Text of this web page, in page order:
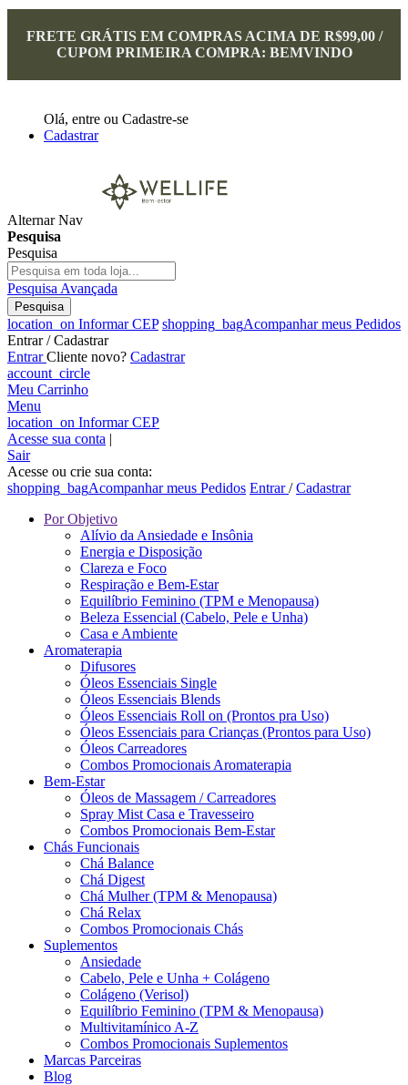
FRETE GRÁTIS EM COMPRAS ACIMA DE R$99,00 /
CUPOM PRIMEIRA COMPRA: BEMVINDO
Olá, entre ou Cadastre-se
Cadastrar
Alternar Nav
Pesquisa
Pesquisa
Pesquisa Avançada
Pesquisa
location_on Informar CEP shopping_bagAcompanhar meus Pedidos
Entrar / Cadastrar
EntrarCliente novo? Cadastrar
account_circle
Meu Carrinho
Menu
location_on Informar CEP
Acesse sua conta |
Sair
Acesse ou crie sua conta:
shopping_bagAcompanhar meus Pedidos Entrar/Cadastrar
Por Objetivo
Alívio da Ansiedade e Insônia
Energia e Disposição
Clareza e Foco
Respiração e Bem-Estar
Equilíbrio Feminino (TPM e Menopausa)
Beleza Essencial (Cabelo, Pele e Unha)
Casa e Ambiente
Aromaterapia
Difusores
Óleos Essenciais Single
Óleos Essenciais Blends
Óleos Essenciais Roll on (Prontos pra Uso)
Óleos Essenciais para Crianças (Prontos para Uso)
Óleos Carreadores
Combos Promocionais Aromaterapia
Bem-Estar
Óleos de Massagem / Carreadores
Spray Mist Casa e Travesseiro
Combos Promocionais Bem-Estar
Chás Funcionais
Chá Balance
Chá Digest
Chá Mulher (TPM & Menopausa)
Chá Relax
Combos Promocionais Chás
Suplementos
Ansiedade
Cabelo, Pele e Unha + Colágeno
Colágeno (Verisol)
Equilíbrio Feminino (TPM & Menopausa)
Multivitamínico A-Z
Combos Promocionais Suplementos
Marcas Parceiras
Blog